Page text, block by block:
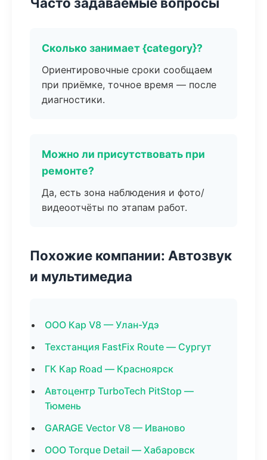
Сколько занимает {category}?
Ориентировочные сроки сообщаем
при приёмке, точное время — после
диагностики.
Можно ли присутствовать при
ремонте?
Да, есть зона наблюдения и фото/
видеоотчёты по этапам работ.
Похожие компании: Автозвук
и мультимедиа
ООО Кар V8 — Улан-Удэ
Техстанция FastFix Route — Сургут
ГК Кар Road — Красноярск
Автоцентр TurboTech PitStop —
Тюмень
GARAGE Vector V8 — Иваново
ООО Torque Detail — Хабаровск